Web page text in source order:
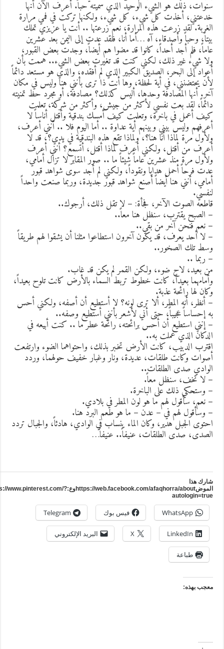
ذلك هو الشيء الوحيد الذي سميته حباً. أعرف الآن أنها
أخذت كل شيء، كل شيء، ولكنها تركت في فمي مرارة
لقد زرعت هذه المرارة، نعم زرعتها .. أنت يا عزيزي تملك
وحباً وأصدقاء، آه …أما أنا، فلقد عدت إلى اليمن بعد عشرين
فلم أجد أحداً، كانوا قد مضوا هم أيضاً، وجدت بعض القبور،
شيء غير ذلك، لكني كنت قد تغيرت بعض الشيء.. هممت بأن
إلى البحر، الصديق الكبير الذي لم أفقده، والذي هو مستعد دائماً
يحتضنني، في أية لحظة، وها أنت ذا ترى بأنني هنا وليس في مكان
أنها المصادفة وحدها، أليس كذلك؟ مصادفة، أو مجرد حظ تمنيته
لقد بعت نفسي لأكثر من جيش، وأكثر من شركة، تعلمت
أعمل في باخرة، وتعلمت كيف أمسك بندقية وأقتل أناساً لا
وليس بيني وبينهم أية عداوة .. أما اليوم فلا .. أنني أعرف،
مرة لماذا أنا هنا؟، ولماذا تقع هذه البندقية في يدي؟، قد لا
من أقتل، ولكني أعرف لماذا أقتل، أتسمع؟ أنني أعرف
مرة منذ عشرين عاماً شيئاً ما .. صور المقابر لا تزال أمامي،
فرحاً أحمل هدايا ونقوداً، ولكني لم أجد سوى شواهد قبور
أنني هنا أيضاً أصنع شواهد قبور جديدة، وربما صنعت واحداً
الصوت الآخر، فجأة: – لا تقل ذلك، أرجوك..
الصبح يقترب، سنظل هنا معاً..
نعم فنحن آخر من بقي..
لا أحد يعرف، قد يكون آخرون استطاعوا مثلنا أن يشقوا لهم طريقاً
تلك الصخور..
ربما ..
بعيد، لاح ضوء، ولكن القمر لم يكن قد غاب.
بعيداً، كانت خطوط تربط السماء بالأرض كانت تلوح بعيداً،
لها رائحة عذبة.
أنظر، أنه المطر، ألا ترى لونه؟ لا أستطيع أن أصفه، ولكني أحس
إحساساً عجيباً، حتى أني لأشعر بأنني أستطيع وصفه..
إنني استطيع أن أحس برائحته، رائحة عطر ما .. كنت أبيعه في
الذي عملت به..
الدبيب، كانت الأرض تخبر بذلك، واحتواهما الضوء وارتفعت
وكانت طلقات، عديدة، ونار وغبار خفيف حولهما، وردد
صدى الطلقات..
لا تخف، سنظل معاً.
وستحكي ذلك على الباخرة.
نعم، سأقول لهم ما هو لون المطر في بلادي.
وسأقول لهم في – عدن – ما هو طعم البرد هنا.
الجبل هدير، وكان الماء ينساب في الوادي، هادئاً، والجبال تردد
صدى الطلقات، عنيفاً.. عنيفاً…
هذا
الموضhttps://web.facebook.com/afaqhorra/aboutوع:https://www.pinterest.com/?
WhatsApp فيس بوك Telegram
LinkedIn
X البريد الإلكتروني
طباعة
بهذه: